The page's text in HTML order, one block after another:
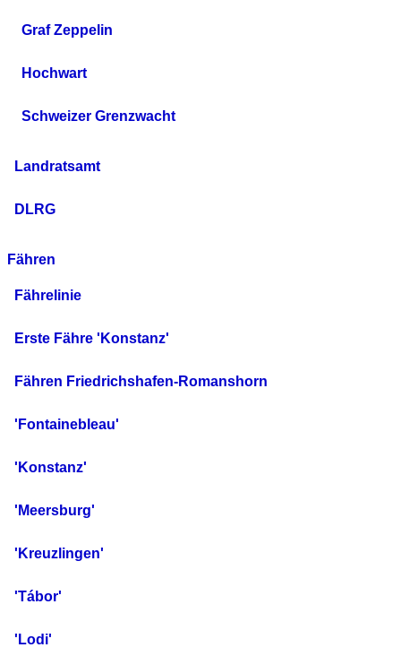
Graf Zeppelin
Hochwart
Schweizer Grenzwacht
Landratsamt
DLRG
Fähren
Fährelinie
Erste Fähre 'Konstanz'
Fähren Friedrichshafen-Romanshorn
'Fontainebleau'
'Konstanz'
'Meersburg'
'Kreuzlingen'
'Tábor'
'Lodi'